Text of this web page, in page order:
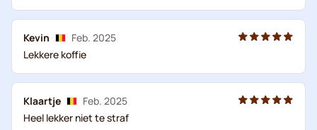
Kevin
Feb. 2025
Lekkere koffie
Klaartje
Feb. 2025
Heel lekker niet te straf